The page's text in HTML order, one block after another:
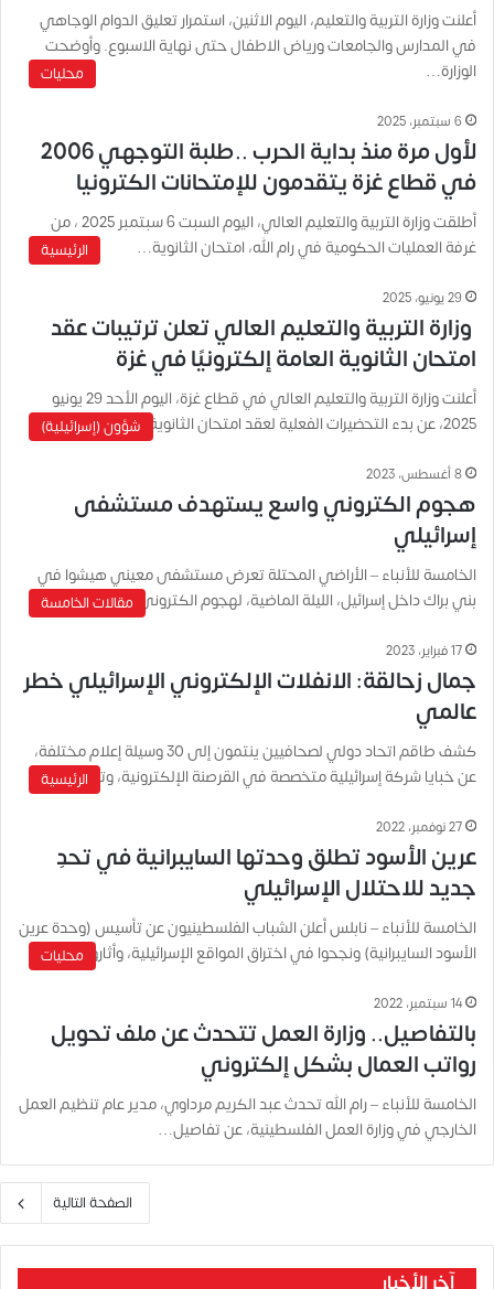
أعلنت وزارة التربية والتعليم، اليوم الاثنين، استمرار تعليق الدوام الوجاهي
في المدارس والجامعات ورياض الاطفال حتى نهاية الاسبوع. وأوضحت
الوزارة…
محليات
6 سبتمبر، 2025
لأول مرة منذ بداية الحرب ..طلبة التوجهي 2006
في قطاع غزة يتقدمون للإمتحانات الكترونيا
أطلقت وزارة التربية والتعليم العالي، اليوم السبت 6 سبتمبر 2025 ، من
غرفة العمليات الحكومية في رام الله، امتحان الثانوية…
الرئيسية
29 يونيو، 2025
وزارة التربية والتعليم العالي تعلن ترتيبات عقد
امتحان الثانوية العامة إلكترونيًا في غزة
أعلنت وزارة التربية والتعليم العالي في قطاع غزة، اليوم الأحد 29 يونيو
2025، عن بدء التحضيرات الفعلية لعقد امتحان الثانوية…
شؤون (إسرائيلية)
8 أغسطس، 2023
هجوم الكتروني واسع يستهدف مستشفى
إسرائيلي
الخامسة للأنباء – الأراضي المحتلة تعرض مستشفى معيني هيشوا في
بني براك داخل إسرائيل، الليلة الماضية، لهجوم الكتروني وصف بأنه…
مقالات الخامسة
17 فبراير، 2023
جمال زحالقة: الانفلات الإلكتروني الإسرائيلي خطر
عالمي
كشف طاقم اتحاد دولي لصحافيين ينتمون إلى 30 وسيلة إعلام مختلفة،
عن خبايا شركة إسرائيلية متخصصة في القرصنة الإلكترونية، وترويج…
الرئيسية
27 نوفمبر، 2022
عرين الأسود تطلق وحدتها السايبرانية في تحدِ
جديد للاحتلال الإسرائيلي
الخامسة للأنباء – نابلس أعلن الشباب الفلسطينيون عن تأسيس (وحدة عرين
الأسود السايبرانية) ونجحوا في اختراق المواقع الإسرائيلية، وأثاروا الحيرة…
محليات
14 سبتمبر، 2022
بالتفاصيل.. وزارة العمل تتحدث عن ملف تحويل
رواتب العمال بشكل إلكتروني
الخامسة للأنباء – رام الله تحدث عبد الكريم مرداوي، مدير عام تنظيم العمل
الخارجي في وزارة العمل الفلسطينية، عن تفاصيل…
الصفحة التالية